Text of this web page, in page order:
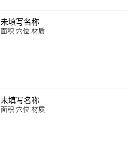
未填写名称
面积 穴位 材质
未填写名称
面积 穴位 材质